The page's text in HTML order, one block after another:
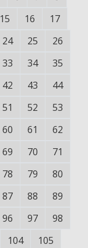
15 16
17
24 25
26
33 34
35
42 43
44
51 52
53
60 61
62
69 70
71
78 79
80
87 88
89
96 97
98
104
105